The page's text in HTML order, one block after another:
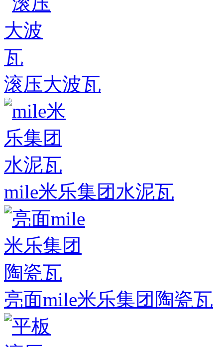
滚压大波瓦
mile米乐集团水泥瓦
亮面mile米乐集团陶瓷瓦